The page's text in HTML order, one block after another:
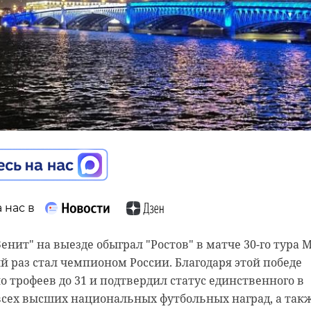
нас в
на выезде обыграл "Ростов" в матче 30-го тура
раз стал чемпионом России. Благодаря этой победе
трофеев до 31 и подтвердил статус единственного в
высших национальных футбольных наград, а
области могут поддержать представительницу
Нестерову в голосовании за звание "Народного
конкурса "Земский почтальон".
нас в
спасательной службы Ленинградской области в
привлекались к работам 28 раз, сообщила пресс-